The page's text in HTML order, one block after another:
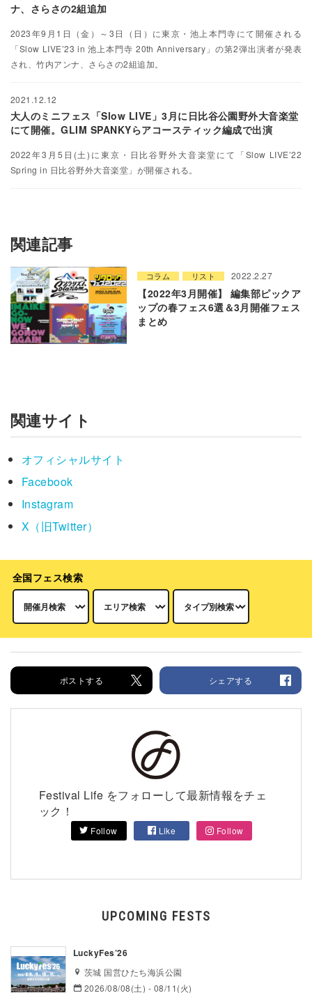
ナ、さらさの2組追加
2023年9月1日（金）～3日（日）に東京・池上本門寺にて開催される
「Slow LIVE’23 in 池上本門寺 20th Anniversary」の第2弾出演者が発表
され、竹内アンナ、さらさの2組追加。
2021.12.12
大人のミニフェス「Slow LIVE」3月に日比谷公園野外大音楽堂
にて開催。GLIM SPANKYらアコースティック編成で出演
2022年3月5日(土)に東京・日比谷野外大音楽堂にて「Slow LIVE’22
Spring in 日比谷野外大音楽堂」が開催される。
関連記事
コラム リスト 2022.2.27
【2022年3月開催】 編集部ピックア
ップの春フェス6選＆3月開催フェス
まとめ
関連サイト
オフィシャルサイト
Facebook
Instagram
X（旧Twitter）
全国フェス検索
ポストする シェアする
Festival Life をフォローして最新情報をチェ
ック！
Follow Like Follow
UPCOMING FESTS
LuckyFes’26
茨城 国営ひたち海浜公園
2026/08/08(土) - 08/11(火)